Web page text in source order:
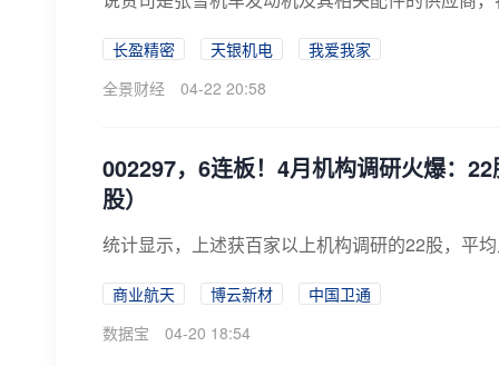
长盈精密 天银机电
我爱我家
全景财经
04-22 20:58
002297，6连板！4月机构调研火爆：
股）
统计显示，上述获百家以上机构调研的22股，平
商业航天 博云新材
中国卫通
数据宝
04-20 18:54